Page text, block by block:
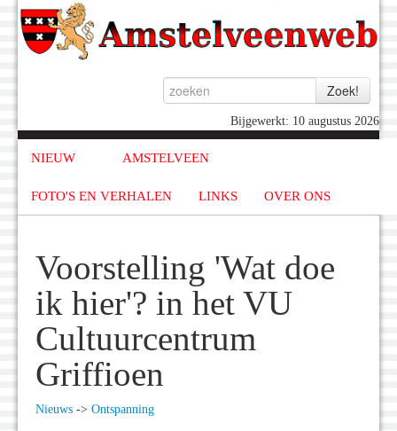
Bijgewerkt: 10 augustus 2026
NIEUW AMSTELVEEN
FOTO'S EN VERHALEN LINKS OVER ONS
Voorstelling 'Wat doe
ik hier'? in het VU
Cultuurcentrum
Griffioen
Nieuws -> Ontspanning